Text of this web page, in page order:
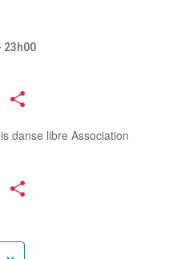
23h00
Print
danse libre Association
Print